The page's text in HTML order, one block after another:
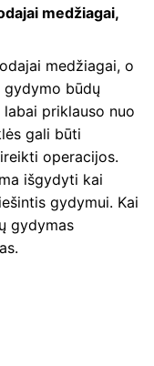
medžiagai,
medžiagai, o
būdų
priklauso nuo
gali būti
operacijos.
išgydyti kai
gydymui. Kai
gydymas